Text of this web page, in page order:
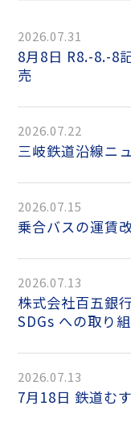
2026.07.31
8月8日 R8.-8.-8記念三岐鉄道全駅入場券セット発
売
2026.07.22
三岐鉄道沿線
2026.07.15
乗合バスの運
2026.07.13
株式会社百五銀行東員支店における三岐鉄道の
SDGs への取り
2026.07.13
7月18日 鉄道む